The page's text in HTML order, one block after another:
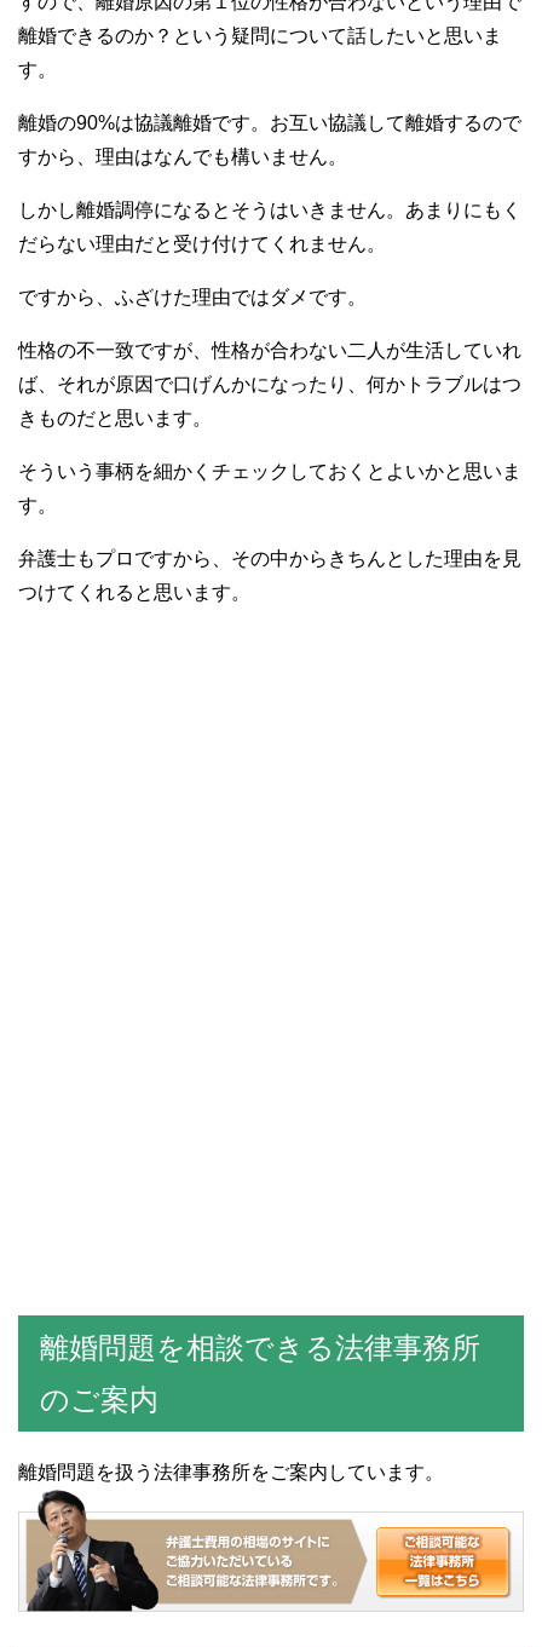
離婚できるのか？という疑問について話したいと思いま
す。
離婚の90%は協議離婚です。お互い協議して離婚するので
すから、理由はなんでも構いません。
しかし離婚調停になるとそうはいきません。あまりにもく
だらない理由だと受け付けてくれません。
ですから、ふざけた理由ではダメです。
性格の不一致ですが、性格が合わない二人が生活していれ
ば、それが原因で口げんかになったり、何かトラブルはつ
きものだと思います。
そういう事柄を細かくチェックしておくとよいかと思いま
す。
弁護士もプロですから、その中からきちんとした理由を見
つけてくれると思います。
離婚問題を相談できる法律事務所
のご案内
離婚問題を扱う法律事務所をご案内しています。